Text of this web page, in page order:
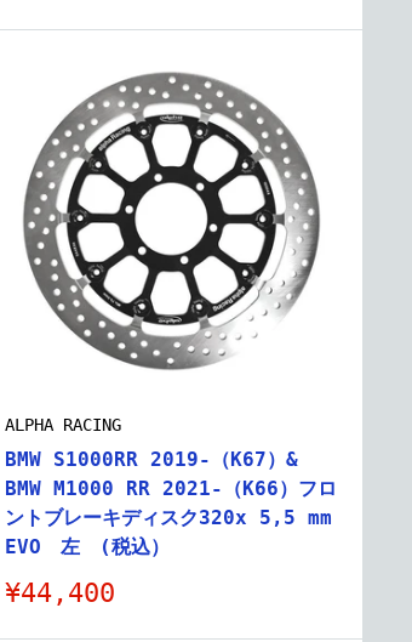
価
ALPHA RACING
BMW S1000RR 2019-（K67）&
BMW M1000 RR 2021-（K66）フロ
ントブレーキディスク320x 5,5 mm
EVO 左 (税込）
販
¥44,400